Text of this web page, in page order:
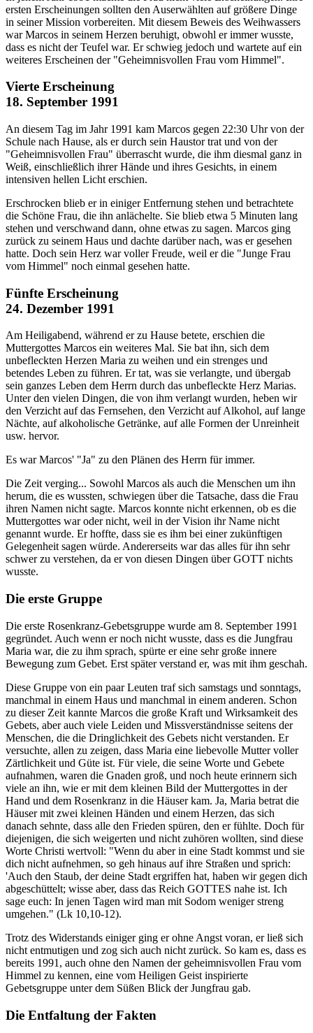
ersten Erscheinungen sollten den Auserwählten auf größere Dinge
in seiner Mission vorbereiten. Mit diesem Beweis des Weihwassers
war Marcos in seinem Herzen beruhigt, obwohl er immer wusste,
dass es nicht der Teufel war. Er schwieg jedoch und wartete auf ein
weiteres Erscheinen der "Geheimnisvollen Frau vom Himmel".
Vierte Erscheinung
18. September 1991
An diesem Tag im Jahr 1991 kam Marcos gegen 22:30 Uhr von der
Schule nach Hause, als er durch sein Haustor trat und von der
"Geheimnisvollen Frau" überrascht wurde, die ihm diesmal ganz in
Weiß, einschließlich ihrer Hände und ihres Gesichts, in einem
intensiven hellen Licht erschien.
Erschrocken blieb er in einiger Entfernung stehen und betrachtete
die Schöne Frau, die ihn anlächelte. Sie blieb etwa 5 Minuten lang
stehen und verschwand dann, ohne etwas zu sagen. Marcos ging
zurück zu seinem Haus und dachte darüber nach, was er gesehen
hatte. Doch sein Herz war voller Freude, weil er die "Junge Frau
vom Himmel" noch einmal gesehen hatte.
Fünfte Erscheinung
24. Dezember 1991
Am Heiligabend, während er zu Hause betete, erschien die
Muttergottes Marcos ein weiteres Mal. Sie bat ihn, sich dem
unbefleckten Herzen Maria zu weihen und ein strenges und
betendes Leben zu führen. Er tat, was sie verlangte, und übergab
sein ganzes Leben dem Herrn durch das unbefleckte Herz Marias.
Unter den vielen Dingen, die von ihm verlangt wurden, heben wir
den Verzicht auf das Fernsehen, den Verzicht auf Alkohol, auf lange
Nächte, auf alkoholische Getränke, auf alle Formen der Unreinheit
usw. hervor.
Es war Marcos' "Ja" zu den Plänen des Herrn für immer.
Die Zeit verging... Sowohl Marcos als auch die Menschen um ihn
herum, die es wussten, schwiegen über die Tatsache, dass die Frau
ihren Namen nicht sagte. Marcos konnte nicht erkennen, ob es die
Muttergottes war oder nicht, weil in der Vision ihr Name nicht
genannt wurde. Er hoffte, dass sie es ihm bei einer zukünftigen
Gelegenheit sagen würde. Andererseits war das alles für ihn sehr
schwer zu verstehen, da er von diesen Dingen über GOTT nichts
wusste.
Die erste Gruppe
Die erste Rosenkranz-Gebetsgruppe wurde am 8. September 1991
gegründet. Auch wenn er noch nicht wusste, dass es die Jungfrau
Maria war, die zu ihm sprach, spürte er eine sehr große innere
Bewegung zum Gebet. Erst später verstand er, was mit ihm geschah.
Diese Gruppe von ein paar Leuten traf sich samstags und sonntags,
manchmal in einem Haus und manchmal in einem anderen. Schon
zu dieser Zeit kannte Marcos die große Kraft und Wirksamkeit des
Gebets, aber auch viele Leiden und Missverständnisse seitens der
Menschen, die die Dringlichkeit des Gebets nicht verstanden. Er
versuchte, allen zu zeigen, dass Maria eine liebevolle Mutter voller
Zärtlichkeit und Güte ist. Für viele, die seine Worte und Gebete
aufnahmen, waren die Gnaden groß, und noch heute erinnern sich
viele an ihn, wie er mit dem kleinen Bild der Muttergottes in der
Hand und dem Rosenkranz in die Häuser kam. Ja, Maria betrat die
Häuser mit zwei kleinen Händen und einem Herzen, das sich
danach sehnte, dass alle den Frieden spüren, den er fühlte. Doch für
diejenigen, die sich weigerten und nicht zuhören wollten, sind diese
Worte Christi wertvoll: "Wenn du aber in eine Stadt kommst und sie
dich nicht aufnehmen, so geh hinaus auf ihre Straßen und sprich:
'Auch den Staub, der deine Stadt ergriffen hat, haben wir gegen dich
abgeschüttelt; wisse aber, dass das Reich GOTTES nahe ist. Ich
sage euch: In jenen Tagen wird man mit Sodom weniger streng
umgehen." (Lk 10,10-12).
Trotz des Widerstands einiger ging er ohne Angst voran, er ließ sich
nicht entmutigen und zog sich auch nicht zurück. So kam es, dass es
bereits 1991, auch ohne den Namen der geheimnisvollen Frau vom
Himmel zu kennen, eine vom Heiligen Geist inspirierte
Gebetsgruppe unter dem Süßen Blick der Jungfrau gab.
Die Entfaltung der Fakten